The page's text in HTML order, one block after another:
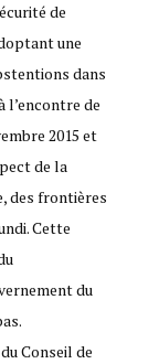
de
une
dans
l’encontre de
2015 et
de la
des frontières
Cette
du
Conseil de